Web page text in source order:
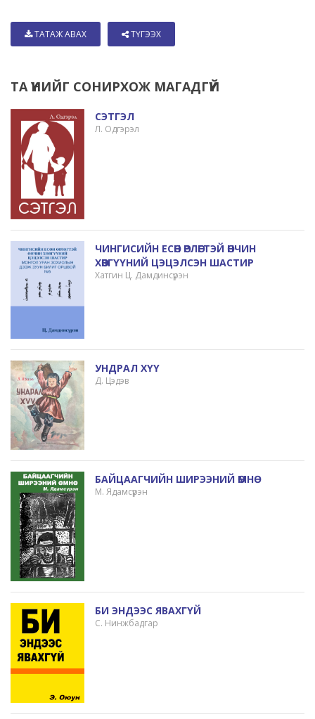
ТАТАЖ АВАХ ТҮГЭЭХ
ТА ҮҮНИЙГ СОНИРХОЖ МАГАДГҮЙ
СЭТГЭЛ
Л. Одгэрэл
ЧИНГИСИЙН ЕСӨН ӨРЛӨГТЭЙ ӨНЧИН
ХӨВГҮҮНИЙ ЦЭЦЭЛСЭН ШАСТИР
Хатгин Ц. Дамдинсүрэн
УНДРАЛ ХҮҮ
Д. Цэдэв
БАЙЦААГЧИЙН ШИРЭЭНИЙ ӨМНӨ
М. Ядамсүрэн
БИ ЭНДЭЭС ЯВАХГҮЙ
С. Нинжбадгар